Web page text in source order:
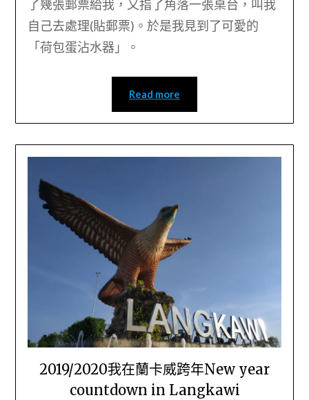
了幾張郵票給我，又指了角落一張桌台，叫我
自己去處理(貼郵票)。於是我見到了可愛的
「荷包蛋沾水器」。
Read more
2019/2020我在蘭卡威跨年New year
countdown in Langkawi